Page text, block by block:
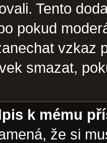
Tento
pokud
vzkaz
smazat,
k mému
že si